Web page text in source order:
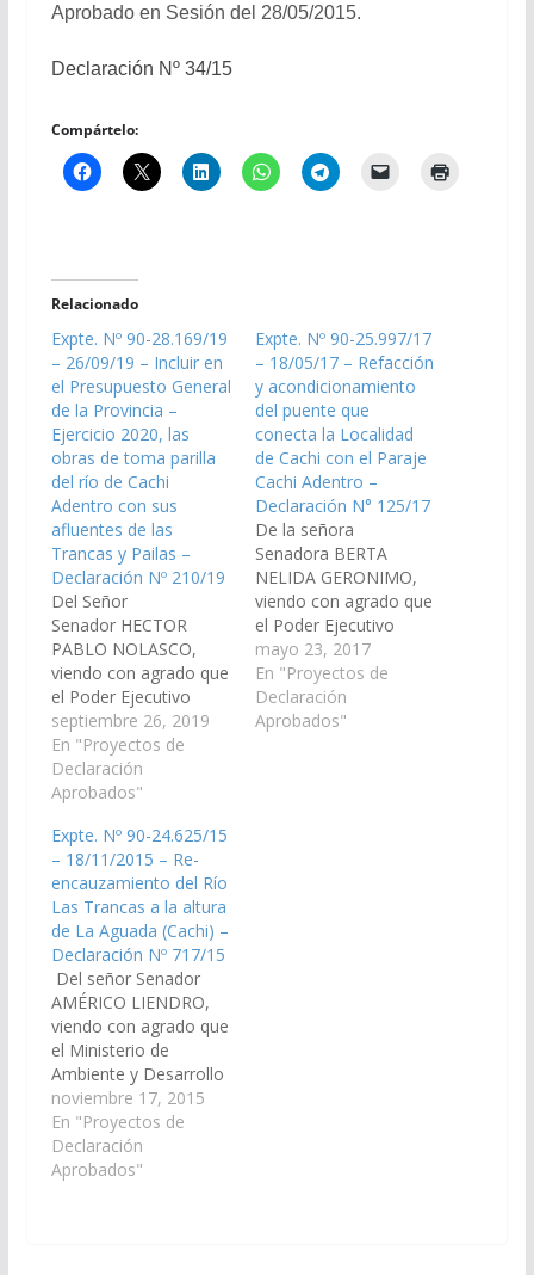
Aprobado en Sesión del 28/05/2015.
Declaración Nº 34/15
Compártelo:
Relacionado
Expte. Nº 90-28.169/19
– 26/09/19 – Incluir en
el Presupuesto General
de la Provincia –
Ejercicio 2020, las
obras de toma parilla
del río de Cachi
Adentro con sus
afluentes de las
Trancas y Pailas –
Declaración Nº 210/19
Del Señor
Senador HECTOR
PABLO NOLASCO,
viendo con agrado que
el Poder Ejecutivo
Provincial incluya en el
Proyecto de
Presupuesto General
de la Provincia
obras de toma parrilla
del río de Cachi
Adentro con sus
afluentes de Las
Trancas y
Pailas. (Expte. Nº 90-
28.169/19, a la
Comisión de Obras…
septiembre 26, 2019
En "Proyectos de
Declaración
Aprobados"
Expte. Nº 90-25.997/17
– 18/05/17 – Refacción
y acondicionamiento
del puente que
conecta la Localidad
de Cachi con el Paraje
Cachi Adentro –
Declaración N° 125/17
De la señora
Senadora BERTA
NELIDA GERONIMO,
viendo con agrado que
el Poder Ejecutivo
Provincial a través del
Ministerio de Hacienda
y Finanzas, el
Ministerio de
mayo 23, 2017
En "Proyectos de
Declaración
Aprobados"
Expte. Nº 90-24.625/15
– 18/11/2015 – Re-
encauzamiento del Río
Las Trancas a la altura
de La Aguada (Cachi) –
Declaración Nº 717/15
Del señor Senador
AMÉRICO LIENDRO,
viendo con agrado que
el Ministerio de
Ambiente y Desarrollo
Sustentable a través
de la Secretaría de
Recursos Hídricos
realice las
noviembre 17, 2015
En "Proyectos de
Declaración
Aprobados"